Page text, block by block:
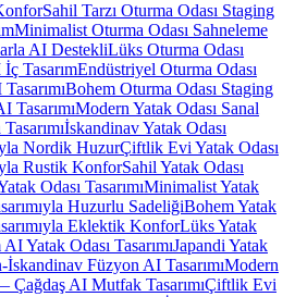
Sahil Tarzı Oturma Odası Staging
Minimalist Oturma Odası Sahneleme
AI DestekliLüks Oturma Odası
TasarımEndüstriyel Oturma Odası
Bohem Oturma Odası Staging
Modern Yatak Odası Sanal
İskandinav Yatak Odası
Nordik HuzurÇiftlik Evi Yatak Odası
Rustik KonforSahil Yatak Odası
Odası TasarımıMinimalist Yatak
Huzurlu SadeliğiBohem Yatak
Eklektik KonforLüks Yatak
Yatak Odası TasarımıJapandi Yatak
Füzyon AI TasarımıModern
AI Mutfak TasarımıÇiftlik Evi